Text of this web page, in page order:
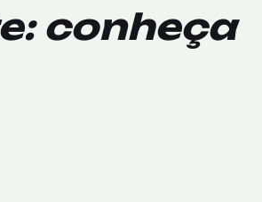
conheça